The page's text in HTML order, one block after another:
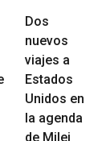
Dos
nuevos
viajes a
Estados
Unidos en
la agenda
de Milei